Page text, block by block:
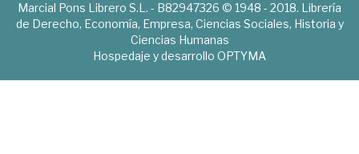
Marcial Pons Librero S.L. - B82947326 © 1948 - 2018. Librería
de Derecho, Economía, Empresa, Ciencias Sociales, Historia y
Ciencias Humanas
Hospedaje y desarrollo OPTYMA